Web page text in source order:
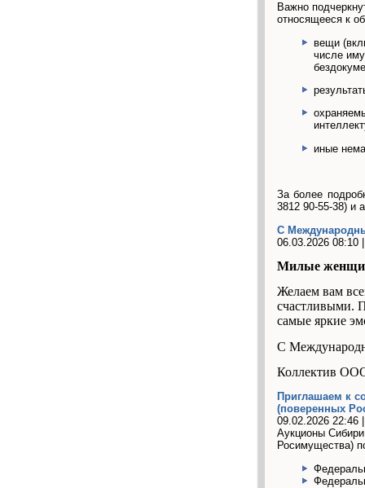
Важно
относящееся к
вещи
числе
иные
За более
3812 90-55-38) и
С
06.03.2026 08:10
Милые
Желаем вам
счастливыми.
самые яркие
С
Коллектив
Приглашаем к
(поверенных
09.02.2026 22:46
Аукционы Сибири
Росимущества)